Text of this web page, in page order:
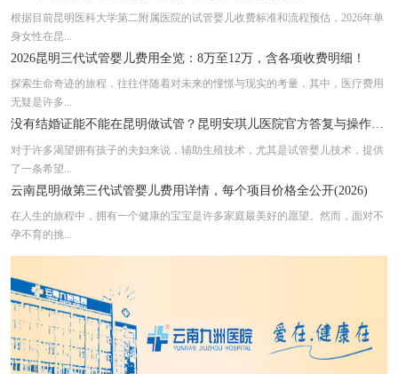
根据目前昆明医科大学第二附属医院的试管婴儿收费标准和流程预估，2026年单
身女性在昆...
2026昆明三代试管婴儿费用全览：8万至12万，含各项收费明细！
探索生命奇迹的旅程，往往伴随着对未来的憧憬与现实的考量，其中，医疗费用
无疑是许多...
没有结婚证能不能在昆明做试管？昆明安琪儿医院官方答复与操作步骤
对于许多渴望拥有孩子的夫妇来说，辅助生殖技术，尤其是试管婴儿技术，提供
了一条希望...
云南昆明做第三代试管婴儿费用详情，每个项目价格全公开(2026)
在人生的旅程中，拥有一个健康的宝宝是许多家庭最美好的愿望。然而，面对不
孕不育的挑...